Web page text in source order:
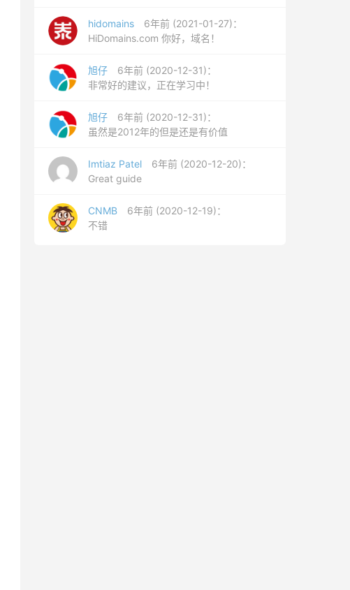
hidomains
6年前 (2021-01-27)：
HiDomains.com 你好，域名！
旭仔
6年前 (2020-12-31)：
非常好的建议，正在学习中！
旭仔
6年前 (2020-12-31)：
虽然是2012年的但是还是有价值
Imtiaz Patel
6年前 (2020-12-20)：
Great guide
CNMB
6年前 (2020-12-19)：
不错